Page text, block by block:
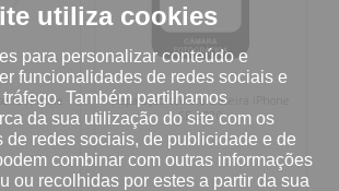
utiliza cookies
para personalizar conteúdo e
funcionalidades de redes sociais e
Também partilhamos
da sua utilização do site com os
de redes sociais, de publicidade e de
combinar com outras informações
ou recolhidas por estes a partir da sua
iPhone
Reparação câmera traseira iPhone
SE 2020